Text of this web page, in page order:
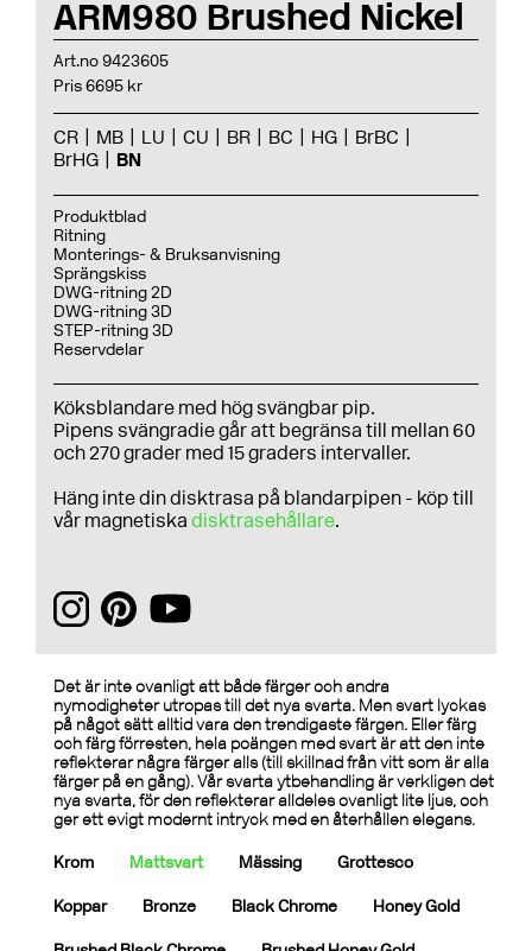
ARM980 Brushed Nickel
Art.no 9423605
Pris 6695 kr
CR MB LU CU BR BC HG
BrBC
BrHG
BN
Produktblad
Ritning
Monterings- & Bruksanvisning
Sprängskiss
DWG-ritning 2D
DWG-ritning 3D
STEP-ritning 3D
Reservdelar
Köksblandare med hög svängbar pip.
Pipens svängradie går att begränsa till mellan 60
och 270 grader med 15 graders intervaller.
Häng inte din disktrasa på blandarpipen - köp till
vår magnetiska disktrasehållare.
Det är inte ovanligt att både färger och andra
nymodigheter utropas till det nya svarta. Men svart lyckas
på något sätt alltid vara den trendigaste färgen. Eller färg
och färg förresten, hela poängen med svart är att den inte
reflekterar några färger alls (till skillnad från vitt som är alla
färger på en gång). Vår svarta ytbehandling är verkligen det
nya svarta, för den reflekterar alldeles ovanligt lite ljus, och
ger ett evigt modernt intryck med en återhållen elegans.
Krom Mattsvart Mässing Grottesco
Koppar Bronze Black Chrome Honey Gold